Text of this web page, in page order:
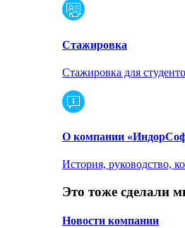
Стажировка
Стажировка для
О компании
История, руководство,
Это тоже сделали
Новости компании